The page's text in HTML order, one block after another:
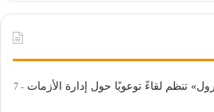
تنظم لقاءً توعويًا حول إدارة الأزمات
7